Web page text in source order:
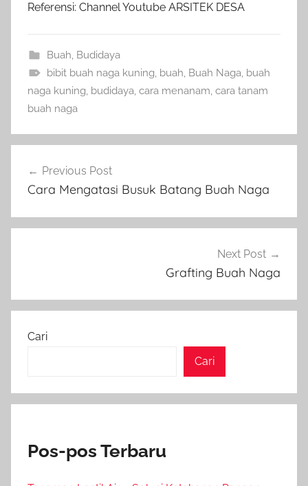
Referensi: Channel Youtube ARSITEK DESA
Buah, Budidaya
bibit buah naga kuning, buah, Buah Naga, buah
naga kuning, budidaya, cara menanam, cara tanam
buah naga
pos
Previous Post
Cara Mengatasi Busuk Batang Buah Naga
Next Post
Grafting Buah Naga
Cari
Cari
Pos-pos Terbaru